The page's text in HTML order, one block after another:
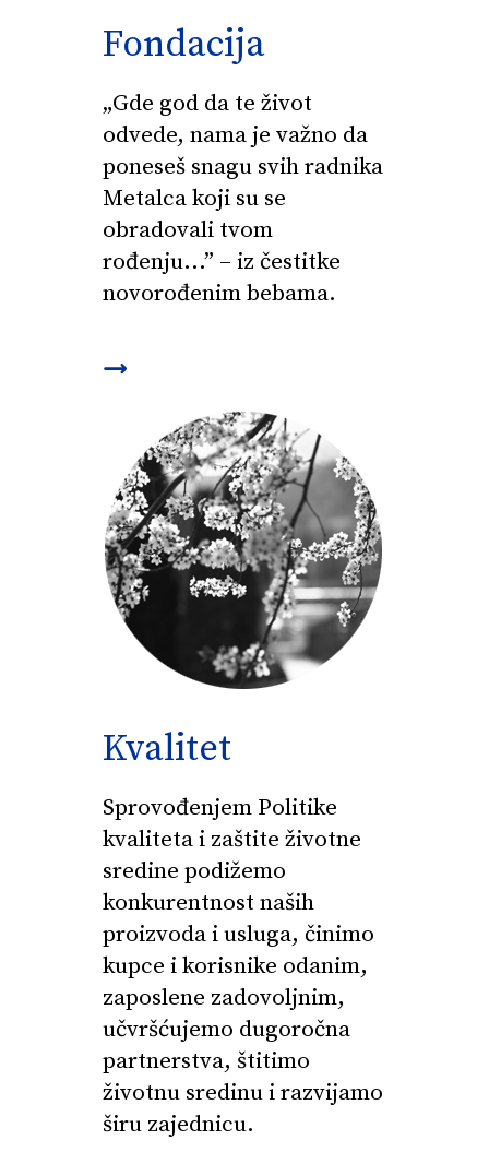
Fondacija
„Gde god da te život
odvede, nama je važno da
poneseš snagu svih radnika
Metalca koji su se
obradovali tvom
rođenju...” – iz čestitke
novorođenim bebama.
Kvalitet
Sprovođenjem Politike
kvaliteta i zaštite životne
sredine podižemo
konkurentnost naših
proizvoda i usluga, činimo
kupce i korisnike odanim,
zaposlene zadovoljnim,
učvršćujemo dugoročna
partnerstva, štitimo
životnu sredinu i razvijamo
širu zajednicu.